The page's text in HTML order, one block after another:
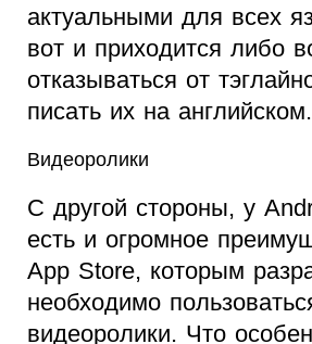
актуальными для всех
вот и приходится либо
отказываться от
писать их на английском.
Видеоролики
С другой стороны, у
есть и огромное
App Store, которым
необходимо
видеоролики. Что